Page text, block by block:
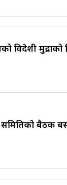
विदेशी मुद्राको
बैठक